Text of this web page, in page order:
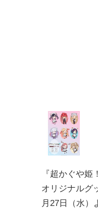
『超かぐや
オリジナルグ
月27日（水）